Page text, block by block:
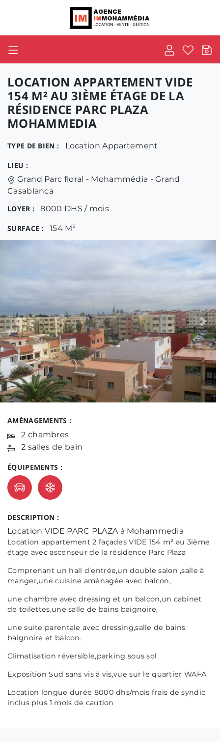
LOCATION APPARTEMENT VIDE
154 M² AU 3IÈME ÉTAGE DE LA
RÉSIDENCE PARC PLAZA
MOHAMMEDIA
TYPE DE BIEN : Location Appartement
LIEU :
Grand Parc floral - Mohammédia - Grand
Casablanca
LOYER :
8000 DHS / mois
SURFACE : 154 M2
Previous
AMÉNAGEMENTS :
2 chambres
2 salles de bain
ÉQUIPEMENTS :
DESCRIPTION :
Location VIDE PARC PLAZA à Mohammedia
Location appartement 2 façades VIDE 154 m² au 3ième
étage avec ascenseur de la résidence Parc Plaza
Comprenant un hall d’entrée,un double salon ,salle à
manger,une cuisine aménagée avec balcon,
une chambre avec dressing et un balcon,un cabinet
de toilettes,une salle de bains baignoire,
une suite parentale avec dressing,salle de bains
baignoire et balcon.
Climatisation réversible,parking sous sol
Exposition Sud sans vis à vis,vue sur le quartier WAFA
Location longue durée 8000 dhs/mois frais de syndic
inclus plus 1 mois de caution